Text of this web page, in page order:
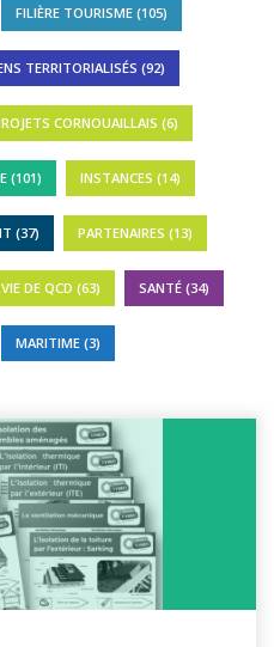
FILIÈRE TOURISME (105)
TERRITORIALISÉS (92)
CORNOUAILLAIS (6)
(101) INSTANCES (14)
(37) PARTENAIRES (13)
VIE DE QCD (63) SANTÉ (34)
MARITIME (3)